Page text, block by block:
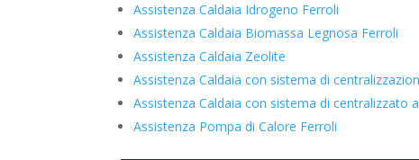
Assistenza Caldaia Idrogeno Ferroli
Assistenza Caldaia Biomassa Legnosa Ferroli
Assistenza Caldaia Zeolite
Assistenza Caldaia con sistema di
Assistenza Caldaia con sistema di centralizzato
Assistenza Pompa di Calore Ferroli